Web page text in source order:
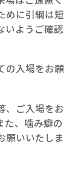
めに引綱は短
いようご確認
の入場をお願
、ご入場をお
た、噛み癖の
願いいたしま